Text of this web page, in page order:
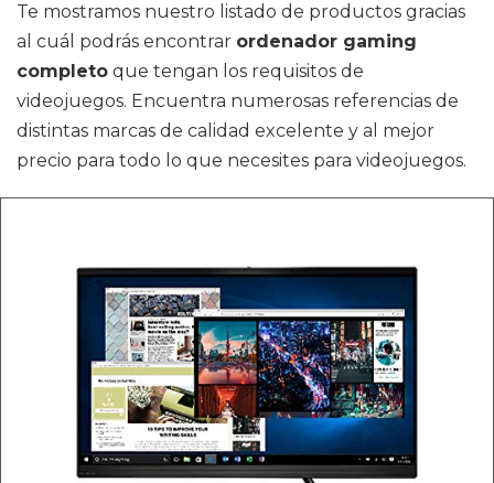
Te mostramos nuestro listado de productos gracias
al cuál podrás encontrar ordenador gaming
completo que tengan los requisitos de
videojuegos. Encuentra numerosas referencias de
distintas marcas de calidad excelente y al mejor
precio para todo lo que necesites para videojuegos.